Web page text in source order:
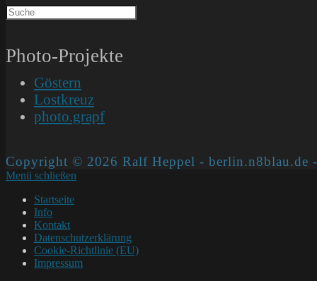
Photo-Projekte
Göstern
Lostkreuz
photo.grapf
Copyright © 2026 Ralf Heppel - berlin.n8blau.de
Menü schließen
Startseite
Info
Kontakt
Datenschutzerklärung
Cookie-Richtlinie (EU)
Impressum